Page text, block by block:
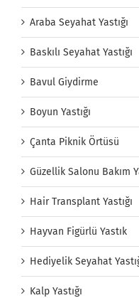
Araba Seyahat Yastığı
Baskılı Seyahat Yastığı
Bavul Giydirme
Boyun Yastığı
Çanta Piknik Örtüsü
Güzellik Salonu Bakım
Hair Transplant Yastığı
Hayvan Figürlü Yastık
Hediyelik Seyahat
Kalp Yastığı